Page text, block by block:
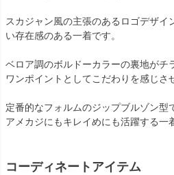
スカジャン風の主張のあるロゴデザイ
い存在感のある一着です。
ベロア調のボルドーカラーの裏地がチ
ワンポイントとしてこだわりを感じさ
定番的なフォルムのジップブルゾン型
アメカジにもキレイめにも活躍する一
コーディネートアイテム